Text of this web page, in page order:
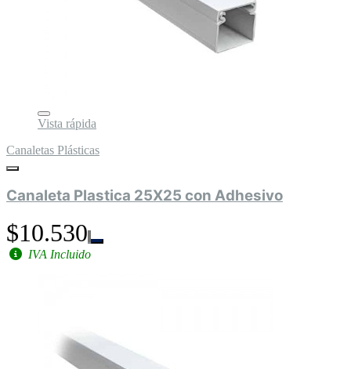
Vista rápida
Canaletas Plásticas
Canaleta Plastica 25X25 con Adhesivo
$10.530
IVA Incluido